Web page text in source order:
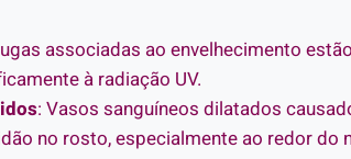
associadas ao envelhecimento
à radiação UV.
: Vasos sanguíneos dilatados
no rosto, especialmente ao redor do